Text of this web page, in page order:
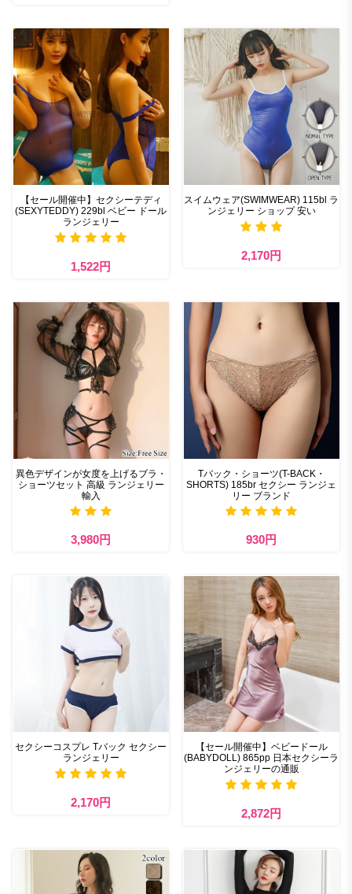
【セール開催中】セクシーテディ
(SEXYTEDDY) 229bl ベビー ドール
ランジェリー
1,522円
スイムウェア(SWIMWEAR) 115bl ラ
ンジェリー ショップ 安い
2,170円
異色デザインが女度を上げるブラ・
ショーツセット 高級 ランジェリー
輸入
3,980円
Tバック・ショーツ(T-BACK・
SHORTS) 185br セクシー ランジェ
リー ブランド
930円
セクシーコスプレ Tバック セクシー
ランジェリー
2,170円
【セール開催中】ベビードール
(BABYDOLL) 865pp 日本セクシーラ
ンジェリーの通販
2,872円